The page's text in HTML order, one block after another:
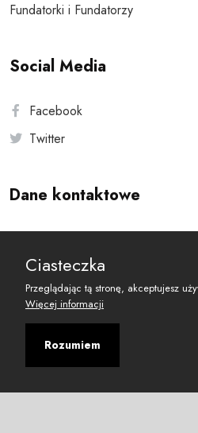
Fundatorki i Fundatorzy
Social Media
Facebook
Twitter
Dane kontaktowe
reset@resetobywatelski.pl
Ciasteczka
Przeglądając tą stronę, akceptujesz
Więcej informacji
Rozumiem